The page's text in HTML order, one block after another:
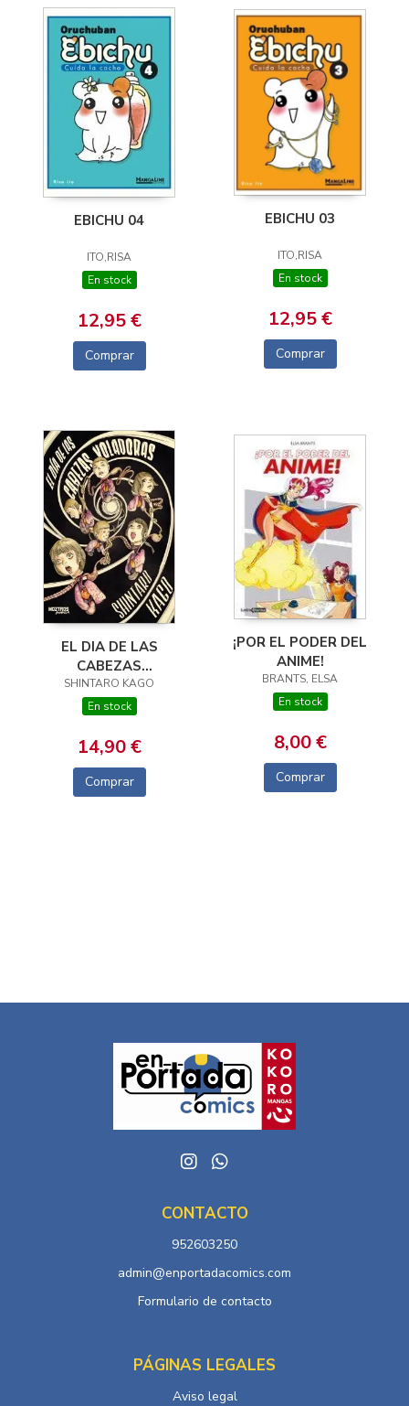
EBICHU 04
ITO,RISA
En stock
12,95 €
Comprar
EBICHU 03
ITO,RISA
En stock
12,95 €
Comprar
EL DIA DE LAS
CABEZAS
VOLADORAS
SHINTARO KAGO
En stock
14,90 €
Comprar
¡POR EL PODER DEL
ANIME!
BRANTS, ELSA
En stock
8,00 €
Comprar
CONTACTO
952603250
admin@enportadacomics.com
Formulario de contacto
PÁGINAS LEGALES
Aviso legal